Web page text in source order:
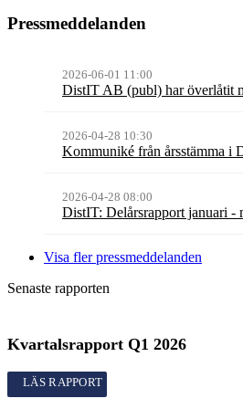
Pressmeddelanden
2026-06-01 11:00
DistIT AB (publ) har överlåtit
2026-04-28 10:30
Kommuniké från årsstämma i
2026-04-28 08:00
DistIT: Delårsrapport januari -
Visa fler pressmeddelanden
Senaste rapporten
Kvartalsrapport Q1 2026
Kvartalsrapport